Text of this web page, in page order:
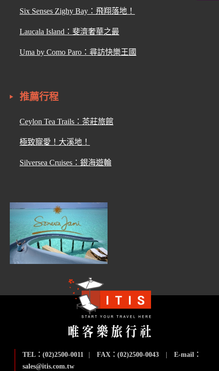
Six Senses Zighy Bay：飛翔落地！
Laucala Island：斐濟奢華之最
Uma by Como Paro：尋訪快樂王國
推薦行程
Ceylon Tea Trails：茶莊旅館
極致寵愛！大溪地！
Silversea Cruises：銀海遊輪
TEL：(02)2500-0011 FAX：(02)2500-0043
E-mail：
sales@itis.com.tw